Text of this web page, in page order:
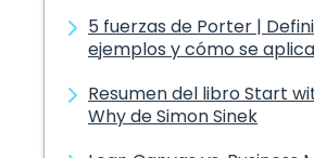
5 fuerzas de Porter |
ejemplos y cómo se
Resumen del libro Start
Why de Simon Sinek